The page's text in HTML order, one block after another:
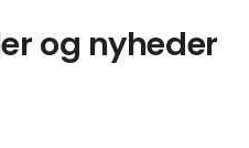
og nyheder